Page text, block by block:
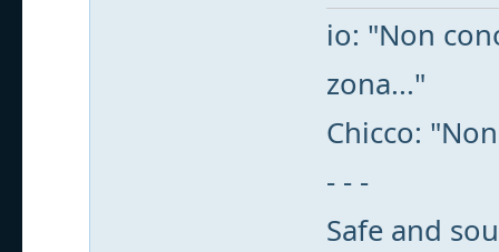
io: "Non
zona..."
Chicco:
- - -
Safe and